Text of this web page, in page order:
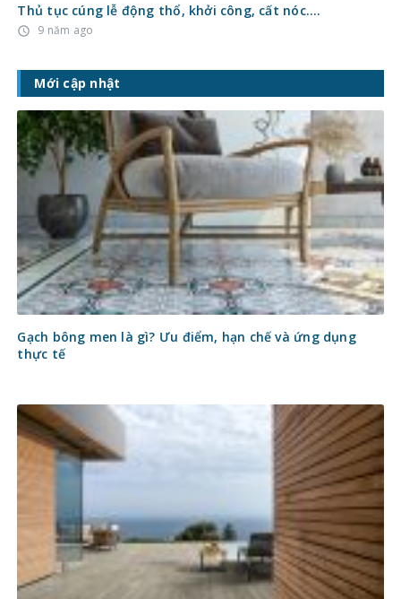
Thủ tục cúng lễ động thổ, khởi công, cất nóc….
access_time 9 năm ago
Mới cập nhật
Gạch bông men là gì? Ưu điểm, hạn chế và ứng dụng
thực tế